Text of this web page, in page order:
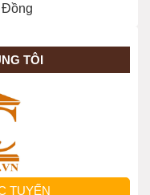
Đồng
TÔI
TUYẾN